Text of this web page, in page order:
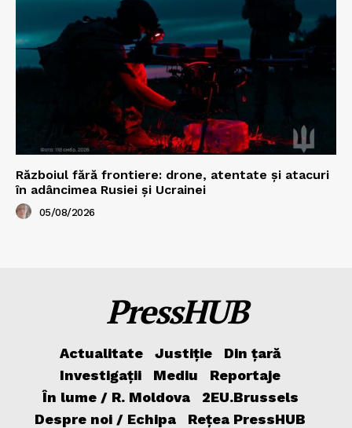
Războiul fără frontiere: drone, atentate și atacuri
în adâncimea Rusiei și Ucrainei
05/08/2026
PressHUB
Actualitate Justiție
Din țară
Investigații
Mediu
Reportaje
În lume / R. Moldova
2EU.Brussels
Despre noi / Echipa
Rețea PressHUB